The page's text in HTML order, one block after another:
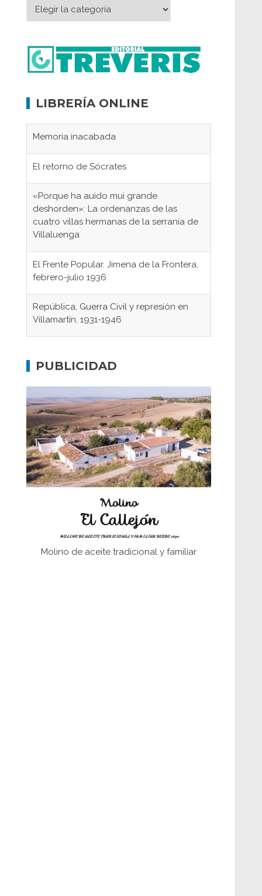
LIBRERÍA ONLINE
El retorno de Sócrates
«Porque ha auido mui grande
cuatro villas hermanas de la serranía de
Villaluenga
El Frente Popular. Jimena de la Frontera,
República, Guerra Civil y represión en
Gaditanos deportados a campos de
Don Perafán de Ribera y sus
El Frente Popular. Ubrique, febrero-julio
1936
Juntar las letras. La alfabetización en el
campo: del afán de saber a la
autogestión
Historia y vivencias del poblado de Los
PUBLICIDAD
Molino de aceite tradicional y familiar